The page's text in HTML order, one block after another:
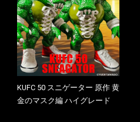
KUFC 50 スニゲーター 原作 黄
金のマスク編 ハイグレード